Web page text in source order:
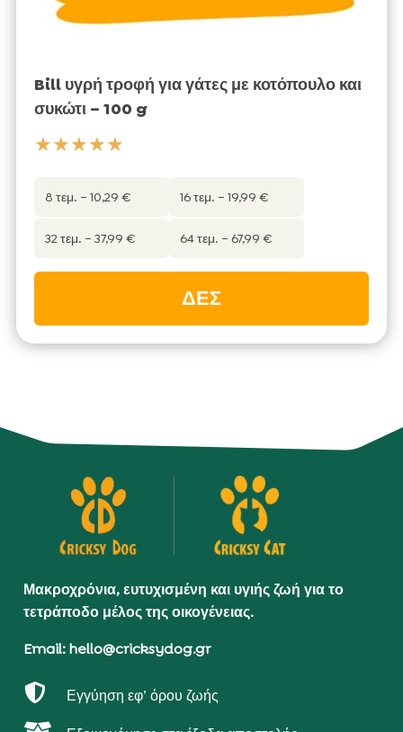
Bill υγρή τροφή για γάτες με κοτόπουλο και
συκώτι – 100 g
★★★★★
8 τεμ. – 10,29 € 16 τεμ. – 19,99 €
32 τεμ. – 37,99 € 64 τεμ. – 67,99 €
ΔΕΣ
Μακροχρόνια, ευτυχισμένη και υγιής ζωή για το
τετράποδο μέλος της οικογένειας.
Email: hello@cricksydog.gr
 Εγγύηση εφ’ όρου ζωής